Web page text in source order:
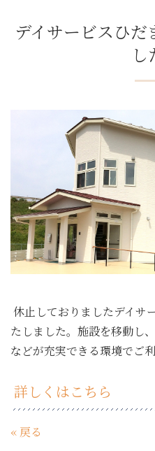
デイサービスひ
し
休止しておりましたデイサ
たしました。施設を移動し
などが充実できる環境でご
詳しくはこちら
« 戻る